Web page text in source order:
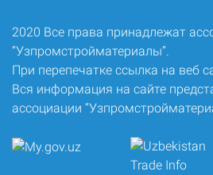
2020 Все права принадлежат
“Узпромстройматериалы”.
При перепечатке ссылка на веб
Вся информация на сайте
ассоциации